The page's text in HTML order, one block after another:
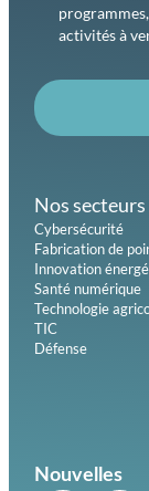
activités à
Nos secteurs
Cybersécurité
Fabrication de
Innovation
Santé numérique
Technologie
TIC
Défense
Nouvelles